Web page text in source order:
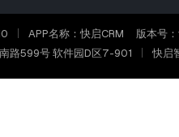
APP名称：快启CRM
版本号
路599号 软件园D区7-901
快启